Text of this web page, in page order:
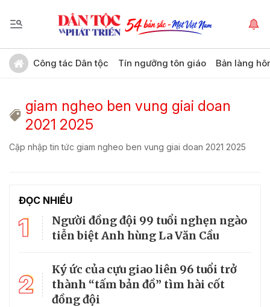
Công tác Dân tộc Tín ngưỡng tôn giáo Bản làng
giam ngheo ben vung giai doan
2021 2025
Cập nhập tin tức giam ngheo ben vung giai doan 2021 2025
ĐỌC NHIỀU
1
Người đồng đội 99 tuổi nghẹn ngào
tiễn biệt Anh hùng La Văn Cầu
2
Ký ức của cựu giao liên 96 tuổi trở
thành “tấm bản đồ” tìm hài cốt
đồng đội